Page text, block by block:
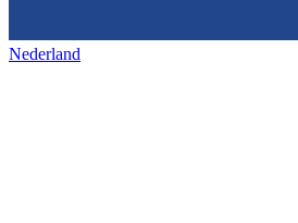
Nederland